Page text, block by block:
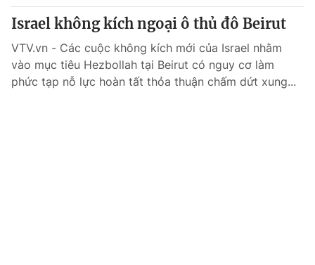
Israel không kích ngoại ô thủ đô Beirut
VTV.vn - Các cuộc không kích mới của Israel nhằm
vào mục tiêu Hezbollah tại Beirut có nguy cơ làm
phức tạp nỗ lực hoàn tất thỏa thuận chấm dứt xung...